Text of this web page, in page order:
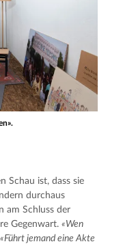
Schau ist, dass sie
durchaus
am Schluss der
Gegenwart. «Wen
«Führt jemand eine Akte